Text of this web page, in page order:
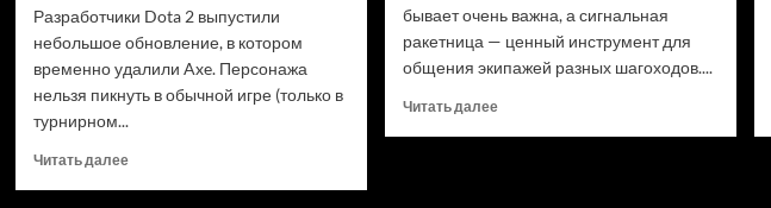
Разработчики Dota 2 выпустили
небольшое обновление, в котором
временно удалили Axe. Персонажа
нельзя пикнуть в обычной игре (только в
турнирном...
Читать далееПрочитать
бывает очень важна, а сигнальная
ракетница — ценный инструмент для
общения экипажей разных шагоходов....
Читать далееПрочитать